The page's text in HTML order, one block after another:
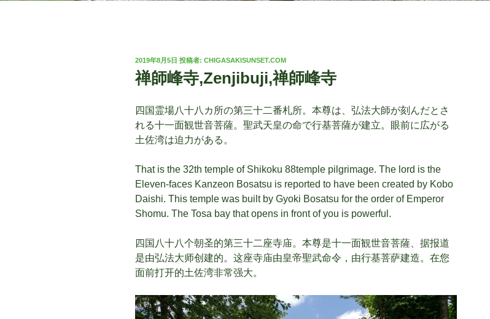
投
稿
日:
2019年8月5日 投稿者: CHIGASAKISUNSET.COM
禅師峰寺,Zenjibuji,禅師峰寺
四国霊場八十八カ所の第三十二番札所。本尊は、弘法大師が刻んだとさ
れる十一面観世音菩薩。聖武天皇の命で行基菩薩が建立。眼前に広がる
土佐湾は迫力がある。
That is the 32th temple of Shikoku 88temple pilgrimage. The lord is the
Eleven-faces Kanzeon Bosatsu is reported to have been created by Kobo
Daishi. This temple was built by Gyoki Bosatsu for the order of Emperor
Shomu. The Tosa bay that opens in front of you is powerful.
四国八十八个朝圣的第三十二座寺庙。本尊是十一面観世音菩薩、据报道
是由弘法大师创建的。这座寺庙由皇帝聖武命令，由行基菩萨建造。在您
面前打开的土佐湾非常强大。